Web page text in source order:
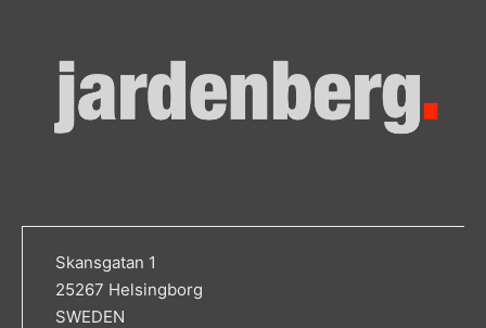
Skansgatan 1
25267 Helsingborg
SWEDEN